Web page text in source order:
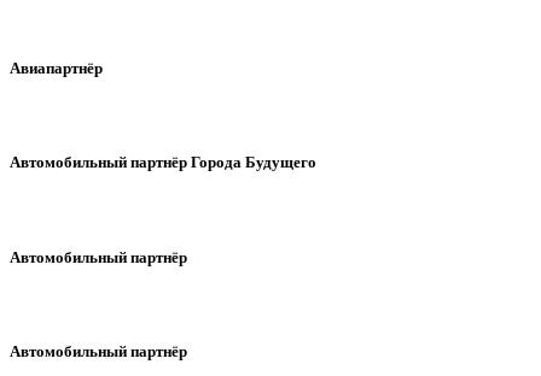
Авиапартнёр
Автомобильный партнёр Города Будущего
Автомобильный партнёр
Автомобильный партнёр